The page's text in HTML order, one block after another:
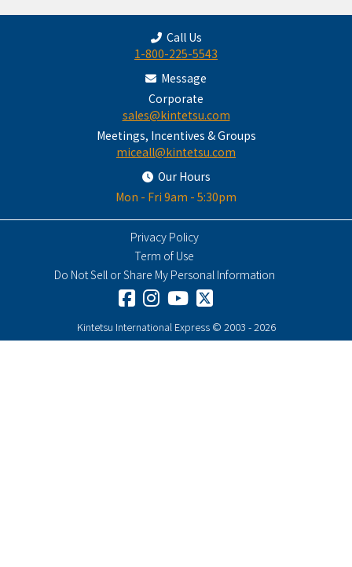
Call Us
1-800-225-5543
Message
Corporate
sales@kintetsu.com
Meetings, Incentives & Groups
miceall@kintetsu.com
Our Hours
Mon - Fri 9am - 5:30pm
Privacy Policy
Term of Use
Do Not Sell or Share My Personal Information
Kintetsu International Express © 2003 - 2026